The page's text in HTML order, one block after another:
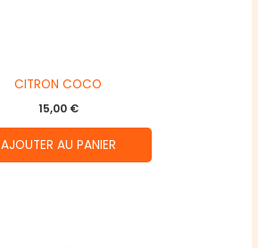
CITRON COCO
15,00 €
AJOUTER AU PANIER